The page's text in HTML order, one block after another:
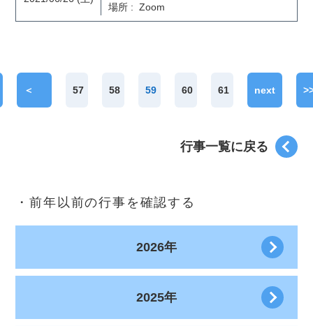
場所 : Zoom
＜ 57 58 59 60 61 next
行事一覧に戻る
・前年以前の行事を確認する
2026年
2025年